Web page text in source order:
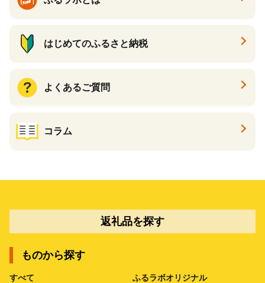
はじめてのふるさと納税
よくあるご質問
コラム
返礼品を探す
ものから探す
すべて ふるラボオリジナル